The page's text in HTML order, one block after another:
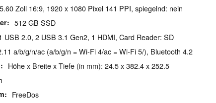
Zoll 16:9, 1920 x 1080 Pixel 141 PPI, spiegelnd: nein
512 GB SSD
USB 2.0, 2 USB 3.1 Gen2, 1 HDMI, Card Reader: SD
a/b/g/n/ac (a/b/g/n = Wi-Fi 4/ac = Wi-Fi 5/), Bluetooth 4.2
Höhe x Breite x Tiefe (in mm): 24.5 x 382.4 x 252.5
FreeDos